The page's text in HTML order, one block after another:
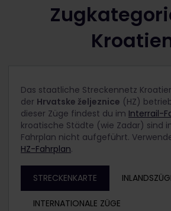
Das staatliche Streckennetz
der Hrvatske željeznice (HZ)
dieser Züge findest du im Interrail-
kroatische Städte (wie Zadar) sind
Fahrplan nicht aufgeführt.
HZ-Fahrplan.
STRECKENKARTE
INTERNATIONALE ZÜGE